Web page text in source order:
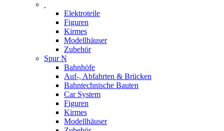
Elektroteile
Figuren
Kirmes
Modellhäuser
Zubehör
Spur N
Bahnhöfe
Auf-, Abfahrten & Brücken
Bahntechnische Bauten
Car System
Figuren
Kirmes
Modellhäuser